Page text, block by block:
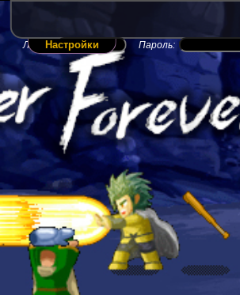
Логин: Пароль:
Настройки